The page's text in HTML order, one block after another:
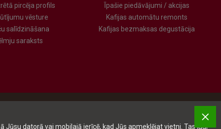
pircēja profils
vēsture
salīdzināšana
saraksts
Īpašie piedāvājumi / akcijas
Kafijas automātu remonts
Kafijas bezmaksas degustācija
datorā vai mobilajā ierīcē, kad Jūs apmeklējat vietni. Tas ļauj